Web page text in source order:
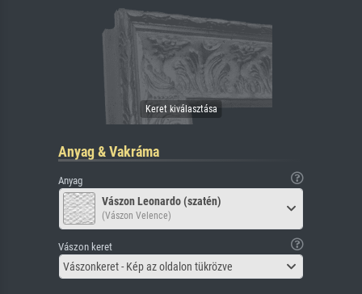
Anyag & Vakráma
Anyag
Vászon Leonardo (szatén)
(Vászon Velence)
Vászon keret
Vászonkeret - Kép az oldalon tükrözve